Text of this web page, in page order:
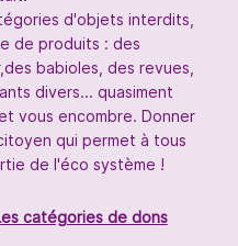
d'objets interdits,
de produits : des
babioles, des revues,
divers... quasiment
vous encombre. Donner
qui permet à tous
de l'éco système !
catégories de dons